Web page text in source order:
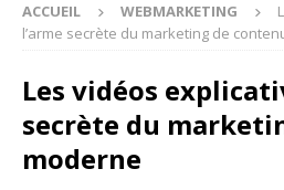
ACCUEIL WEBMARKETING
l’arme secrète du marketing de
Les vidéos
secrète du
moderne